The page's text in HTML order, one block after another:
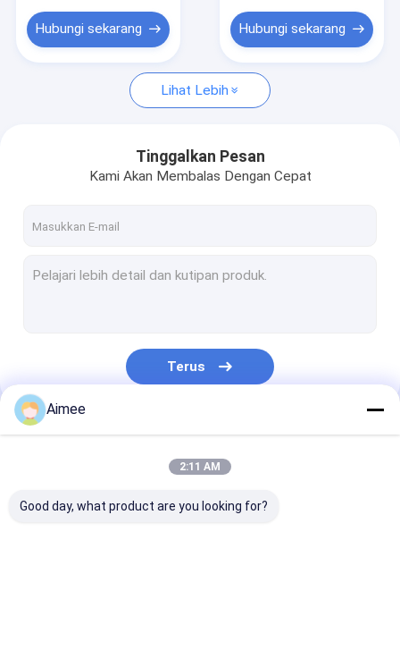
Berita
Rajutan Wire Mesh Gasket
Wire mesh rajutan terkompresi
Peredam Bantalan Logam
Kain Rajutan Mesh
Tembaga Rajutan Mesh
Hubungi sekarang Hubungi sekarang
Lihat Lebih
Tinggalkan Pesan
Kami Akan Membalas Dengan Cepat
Terus
Kategori Kami
Aimee
2:11 AM
Good day, what product are you looking for?